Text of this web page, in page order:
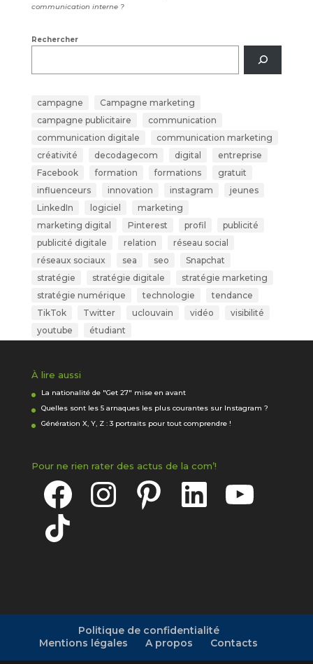
communication interne ?
Rechercher
campagne
Campagne marketing
campagne publicitaire
communication
communication digitale
communication marketing
créativité
decodagecom digital
entreprise
Facebook
formation formations
gratuit
influenceurs
innovation instagram
jeunes
LinkedIn
logiciel
marketing
marketing digital
Pinterest profil
publicité
publicité digitale
relation
réseau social
réseaux sociaux
sea seo
Snapchat
stratégie
stratégie digitale
stratégie marketing
stratégie numérique
technologie
tendance
TikTok
Twitter uclouvain vidéo
visibilité
youtube
étudiant
À lire aussi
La nationalité de "Get 27" mise en avant
Quelles sont les 5 arnaques les plus courantes sur Instagram ?
Génération X, Y, Z : 3 portraits pour tout comprendre !
Pour ne rien rater des actus de la com’!
Facebook Instagram Pinterest LinkedIn
TikTok
Politique de confidentialité
Mentions légales
A propos Contacts